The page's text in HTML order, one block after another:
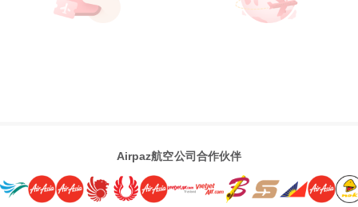
Airpaz航空公司合作伙伴